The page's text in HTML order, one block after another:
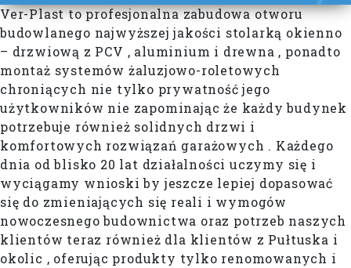
Ver-Plast to profesjonalna zabudowa otworu
budowlanego najwyższej jakości stolarką okienno
– drzwiową z PCV , aluminium i drewna , ponadto
montaż systemów żaluzjowo-roletowych
chroniących nie tylko prywatność jego
użytkowników nie zapominając że każdy budynek
potrzebuje również solidnych drzwi i
komfortowych rozwiązań garażowych . Każdego
dnia od blisko 20 lat działalności uczymy się i
wyciągamy wnioski by jeszcze lepiej dopasować
się do zmieniających się reali i wymogów
nowoczesnego budownictwa oraz potrzeb naszych
klientów teraz również dla klientów z Pułtuska i
okolic , oferując produkty tylko renomowanych i